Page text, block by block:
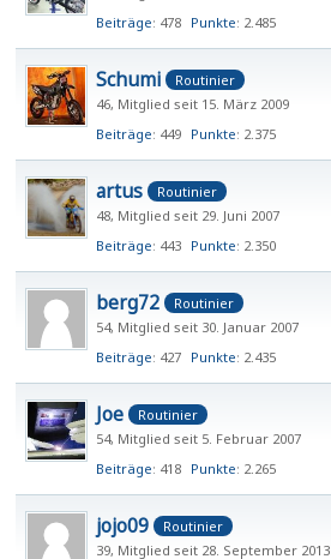
Beiträge 478 Punkte 2.485
Schumi
Routinier
46 Mitglied seit 15. März 2009
Beiträge 449 Punkte 2.375
artus
Routinier
48 Mitglied seit 29. Juni 2007
Beiträge 443 Punkte 2.350
berg72
Routinier
54 Mitglied seit 30. Januar 2007
Beiträge 427 Punkte 2.435
Joe
Routinier
54 Mitglied seit 5. Februar 2007
Beiträge 418 Punkte 2.265
jojo09
Routinier
39 Mitglied seit 28. September 2013